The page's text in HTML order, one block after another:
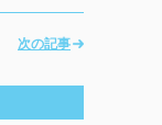
次の記事